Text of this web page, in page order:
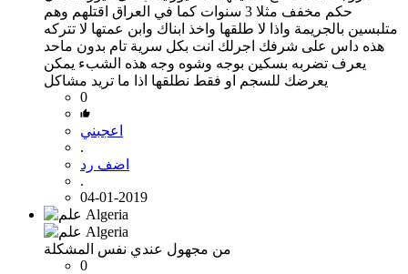
حكم مخفف مثلا 3 سنوات كما في العراق اقتلهم وهم
متلبسين بالجريمة واذا لا طلقها واخذ ابناك وابن عمتها لا تتركه
هذه داس على شرفك اجرلك انت بكل سرية تام بدون ماحد
يعرف تضربه بسكين بوجه وشوه وجه هذه الشبء يمكن
يعرضك للسجم او فقط نطلقها اذا ما تريد مشاكل
0
اعجبني
.
اضف رد
.
04-01-2019
من مجهول عندي نفس المشكلة
0